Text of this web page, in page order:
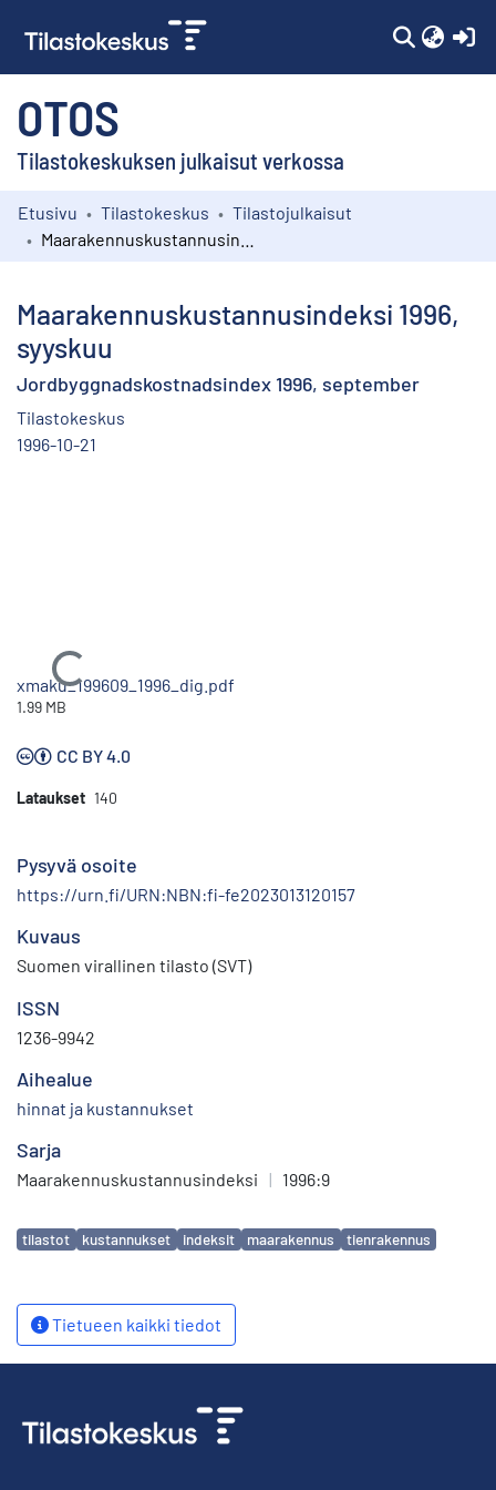
OTOS
Tilastokeskuksen julkaisut verkossa
Kokoelmat
Etusivu Tilastokeskus
Tilastojulkaisut
Maarakennuskustannusindeksi 1996,
syyskuu
Jordbyggnadskostnadsindex 1996, september
Tilastokeskus
1996-10-21
Ladataan...
xmaku_199609_1996_dig.pdf
1.99 MB
CC BY 4.0
Lataukset 140
Pysyvä osoite
https://urn.fi/URN:NBN:fi-fe2023013120157
Kuvaus
Suomen virallinen tilasto (SVT)
ISSN
1236-9942
Aihealue
hinnat ja kustannukset
Sarja
Maarakennuskustannusindeksi | 1996:9
Avainsanat
tilastot kustannukset indeksit maarakennus tienrakennus
Tietueen kaikki tiedot